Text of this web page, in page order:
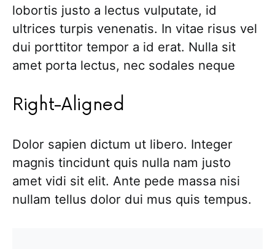
lobortis justo a lectus vulputate, id
ultrices turpis venenatis. In vitae risus vel
dui porttitor tempor a id erat. Nulla sit
amet porta lectus, nec sodales neque
Right-Aligned
Dolor sapien dictum ut libero. Integer
magnis tincidunt quis nulla nam justo
amet vidi sit elit. Ante pede massa nisi
nullam tellus dolor dui mus quis tempus.